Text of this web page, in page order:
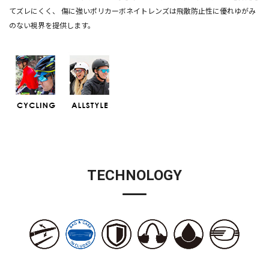
てズレにくく、 傷に強いポリカーボネイトレンズは飛散防止性に優れゆがみ
のない視界を提供します。
TECHNOLOGY